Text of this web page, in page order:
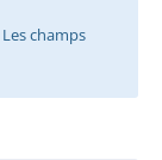
Les champs